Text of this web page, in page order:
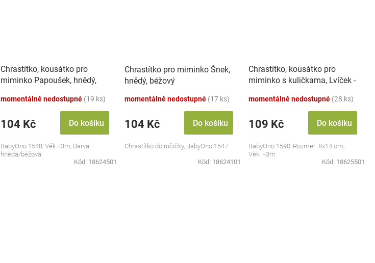
Chrastítko, kousátko pro
miminko Papoušek, hnědý,
momentálně nedostupné (19 ks)
104 Kč Do košíku
BabyOno 1548, Věk +3m, Barva:
hnědá/béžová
Kód: 18624501
Chrastítko pro miminko Šnek,
hnědý, béžový
momentálně nedostupné (17 ks)
104 Kč Do košíku
Chrastítko do ručičky, BabyOno 1547
Kód: 18624101
Chrastítko, kousátko pro
miminko s kuličkama, Lvíček -
momentálně nedostupné (28 ks)
109 Kč Do košíku
BabyOno 1590, Rozměr: 8x14 cm,
Věk: +3m
Kód: 18625501